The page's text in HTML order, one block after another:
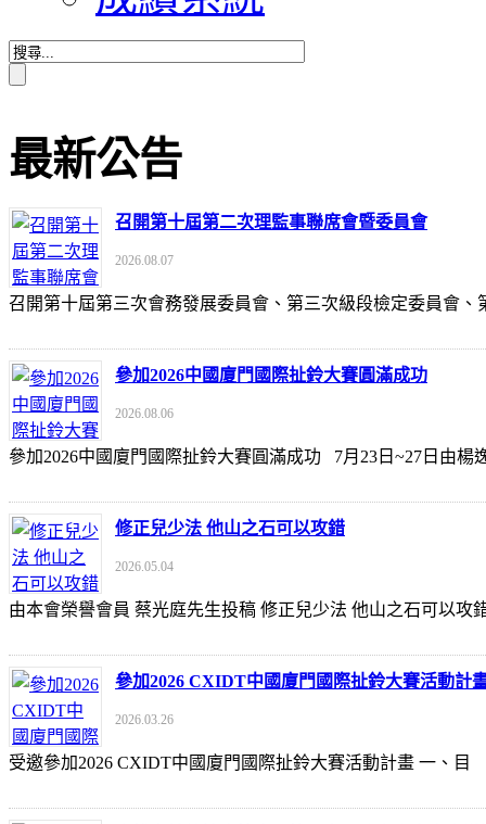
最新公告
召開第十屆第二次理監事聯席會暨委員會
2026.08.07
召開第十屆第三次會務發展委員會、第三次級段檢定委員
參加2026中國廈門國際扯鈴大賽圓滿成功
2026.08.06
參加2026中國廈門國際扯鈴大賽圓滿成功 7月23日~27日由
修正兒少法 他山之石可以攻錯
2026.05.04
由本會榮譽會員 蔡光庭先生投稿 修正兒少法 他山之石可以攻
參加2026 CXIDT中國廈門國際扯鈴大賽活動計
2026.03.26
受邀參加2026 CXIDT中國廈門國際扯鈴大賽活動計畫 一、